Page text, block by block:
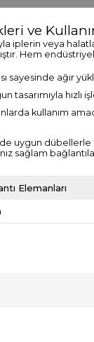
ve
iplerin veya
Hem
sayesinde ağır
hızlı
kullanım
uygun dübellerle
sağlam
Elemanları